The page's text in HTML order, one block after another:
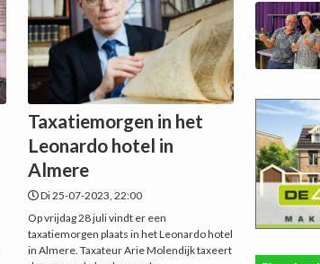
Taxatiemorgen in het
Leonardo hotel in
Almere
Di 25-07-2023, 22:00
Op vrijdag 28 juli vindt er een
taxatiemorgen plaats in het Leonardo hotel
in Almere. Taxateur Arie Molendijk taxeert